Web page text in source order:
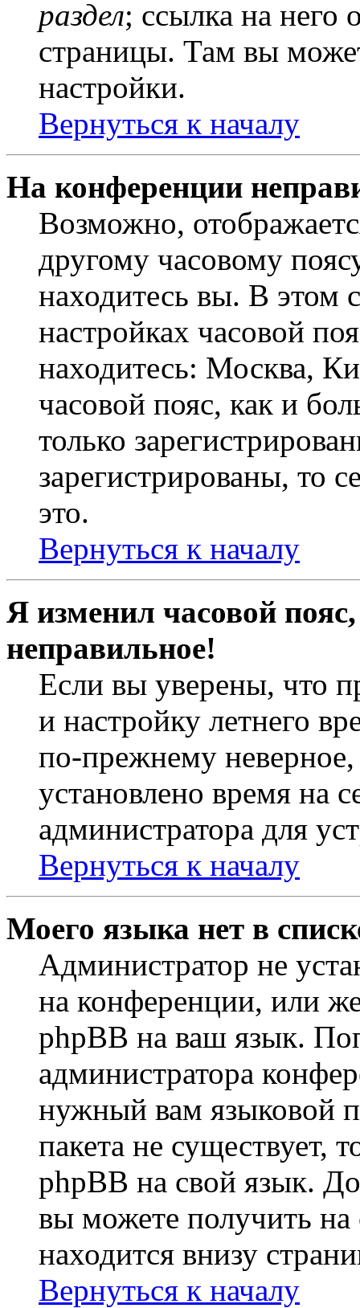
раздел; ссылка на него
страницы. Там вы
настройки.
Вернуться к началу
На конференции
Возможно,
другому часовому
находитесь вы. В этом
настройках часовой
находитесь: Москва,
часовой пояс, как и
только
зарегистрированы, то
это.
Вернуться к началу
Я изменил часовой
неправильное!
Если вы уверены, что
и настройку летнего
по-прежнему неверное,
установлено время на
администратора для
Вернуться к началу
Моего языка нет в
Администратор не
на конференции, или
phpBB на ваш язык.
администратора
нужный вам языковой
пакета не существует,
phpBB на свой язык.
вы можете получить на
находится внизу
Вернуться к началу